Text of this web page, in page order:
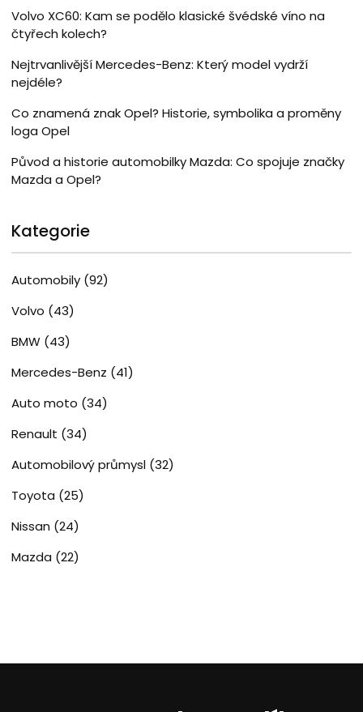
Volvo XC60: Kam se podělo klasické švédské víno na
čtyřech kolech?
Nejtrvanlivější Mercedes-Benz: Který model vydrží
nejdéle?
Co znamená znak Opel? Historie, symbolika a proměny
loga Opel
Původ a historie automobilky Mazda: Co spojuje značky
Mazda a Opel?
Kategorie
Automobily (92)
Volvo (43)
BMW (43)
Mercedes-Benz (41)
Auto moto (34)
Renault (34)
Automobilový průmysl (32)
Toyota (25)
Nissan (24)
Mazda (22)